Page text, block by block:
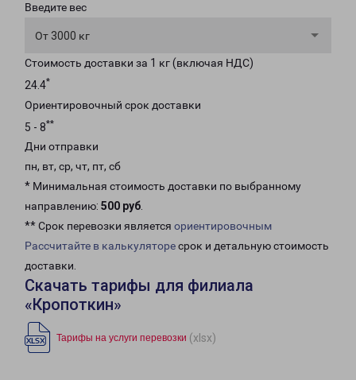
Введите вес
От 3000 кг
Стоимость доставки за 1 кг (включая НДС)
24.4*
Ориентировочный срок доставки
5 - 8**
Дни отправки
пн, вт, ср, чт, пт, сб
* Минимальная стоимость доставки по выбранному
направлению: 500 руб.
** Срок перевозки является ориентировочным
Рассчитайте в калькуляторесрок и детальную стоимость
доставки.
Скачать тарифы для филиала
«Кропоткин»
Тарифы на услуги перевозки (xlsx)